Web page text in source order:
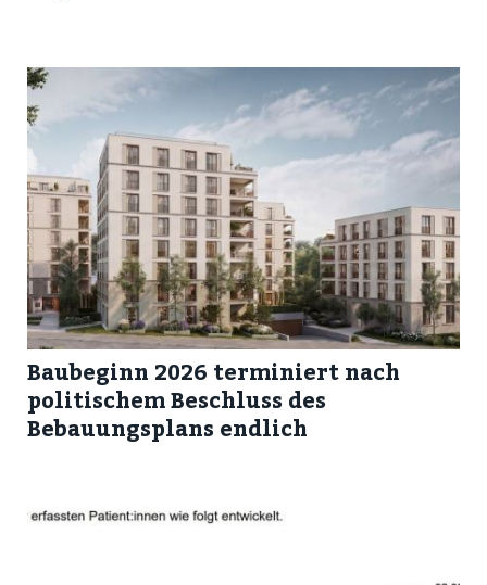
Baubeginn 2026 terminiert nach
politischem Beschluss des
Bebauungsplans endlich